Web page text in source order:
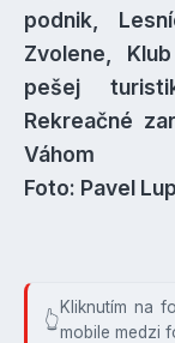
podnik,
Zvolene,
pešej
Rekreačné
Váhom
Foto: Pavel
Kliknutím na
mobile medzi